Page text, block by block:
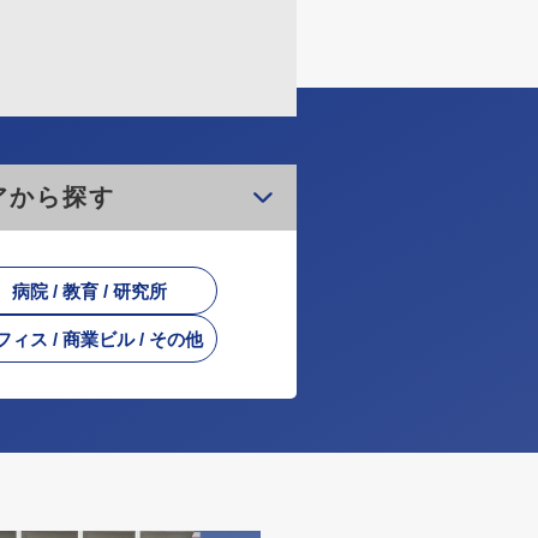
から探す
病院 / 教育 / 研究所
ィス / 商業ビル / その他